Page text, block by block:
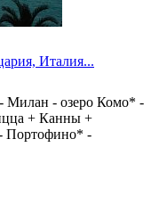
Италия...
Милан - озеро Комо* -
+ Канны +
Портофино* -